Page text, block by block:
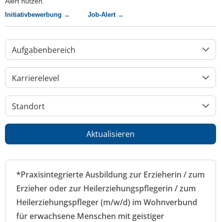
Initiativbewerbung → Job-Alert →
Aufgabenbereich
Karrierelevel
Standort
Aktualisieren
*Praxisintegrierte Ausbildung zur Erzieherin / zum
Erzieher oder zur Heilerziehungspflegerin / zum
Heilerziehungspfleger (m/w/d) im Wohnverbund
für erwachsene Menschen mit geistiger